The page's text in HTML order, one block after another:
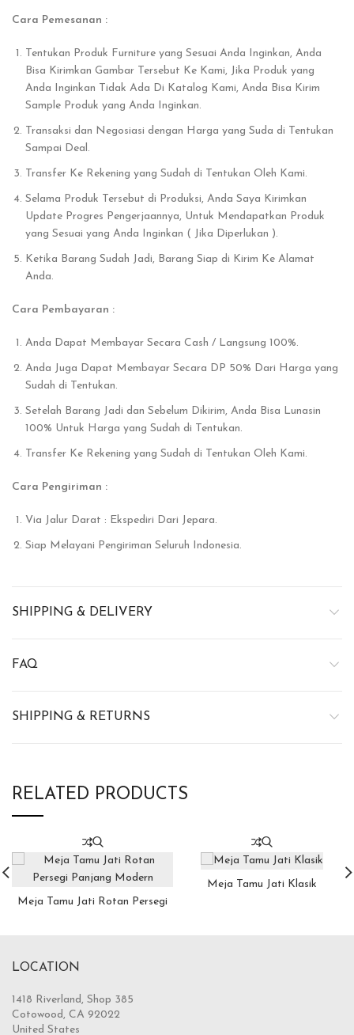
Cara Pemesanan :
Tentukan Produk Furniture yang Sesuai Anda Inginkan, Anda
Bisa Kirimkan Gambar Tersebut Ke Kami, Jika Produk yang
Anda Inginkan Tidak Ada Di Katalog Kami, Anda Bisa Kirim
Sample Produk yang Anda Inginkan.
Transaksi dan Negosiasi dengan Harga yang Suda di Tentukan
Sampai Deal.
Transfer Ke Rekening yang Sudah di Tentukan Oleh Kami.
Selama Produk Tersebut di Produksi, Anda Saya Kirimkan
Update Progres Pengerjaannya, Untuk Mendapatkan Produk
yang Sesuai yang Anda Inginkan ( Jika Diperlukan ).
Ketika Barang Sudah Jadi, Barang Siap di Kirim Ke Alamat
Anda.
Cara Pembayaran :
Anda Dapat Membayar Secara Cash / Langsung 100%.
Anda Juga Dapat Membayar Secara DP 50% Dari Harga yang
Sudah di Tentukan.
Setelah Barang Jadi dan Sebelum Dikirim, Anda Bisa Lunasin
100% Untuk Harga yang Sudah di Tentukan.
Transfer Ke Rekening yang Sudah di Tentukan Oleh Kami.
Cara Pengiriman :
Via Jalur Darat : Ekspediri Dari Jepara.
Siap Melayani Pengiriman Seluruh Indonesia.
SHIPPING & DELIVERY
FAQ
SHIPPING & RETURNS
RELATED PRODUCTS
Meja Tamu Jati Rotan Persegi
Meja Tamu Jati Klasik
LOCATION
1418 Riverland, Shop 385
Cotowood, CA 92022
United States